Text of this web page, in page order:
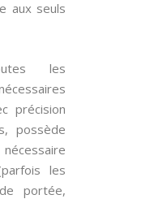
aux seuls
les
précision
possède
les
portée,